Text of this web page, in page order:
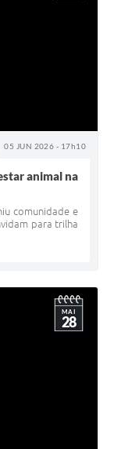
05 JUN 2026 - 17h10
animal na
comunidade e
para trilha
MAI
28